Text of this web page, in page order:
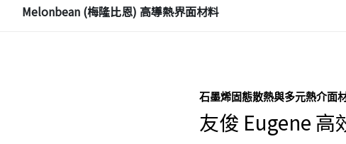
Melonbean (梅隆比恩) 高導熱界面材料
石墨烯固態散熱與多元熱介面
友俊 Eugene 高